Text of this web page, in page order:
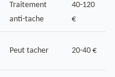
Traitement
anti-tache
40-120
€
Peut tacher 20-40 €